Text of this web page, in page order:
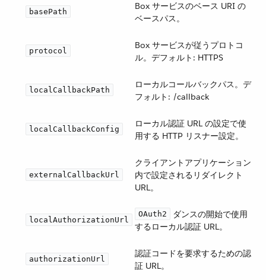
basePath
Box サービスのベース URI の
ベースパス。
protocol
Box サービスが従うプロトコ
ル。デフォルト: HTTPS
localCallbackPath
ローカルコールバックパス。デ
フォルト: /callback
localCallbackConfig
ローカル認証 URL の設定で使
用する HTTP リスナー設定。
externalCallbackUrl
クライアントアプリケーション
内で設定されるリダイレクト
URL。
localAuthorizationUrl
OAuth2
​ ダンスの開始で使用
するローカル認証 URL。
authorizationUrl
認証コードを要求するための認
証 URL。